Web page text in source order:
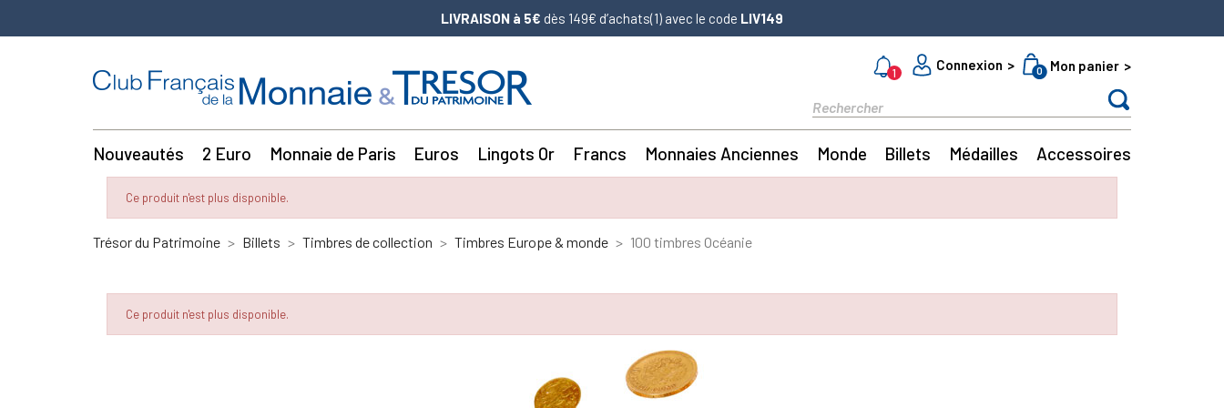
LIVRAISON à 5€ dès 149€ d’achats(1) avec le code LIV149
1
Connexion 0 Mon panier
Nouveautés 2 Euro Monnaie de Paris Euros Lingots Or Francs Monnaies Anciennes Monde Billets Médailles Accessoires
Ce produit n'est plus disponible.
Trésor du Patrimoine Billets Timbres de collection Timbres Europe & monde 100 timbres Océanie
Ce produit n'est plus disponible.